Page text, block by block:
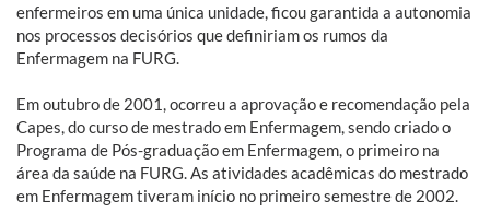
enfermeiros em uma única unidade, ficou garantida a autonomia
nos processos decisórios que definiriam os rumos da
Enfermagem na FURG.
Em outubro de 2001, ocorreu a aprovação e recomendação pela
Capes, do curso de mestrado em Enfermagem, sendo criado o
Programa de Pós-graduação em Enfermagem, o primeiro na
área da saúde na FURG. As atividades acadêmicas do mestrado
em Enfermagem tiveram início no primeiro semestre de 2002.